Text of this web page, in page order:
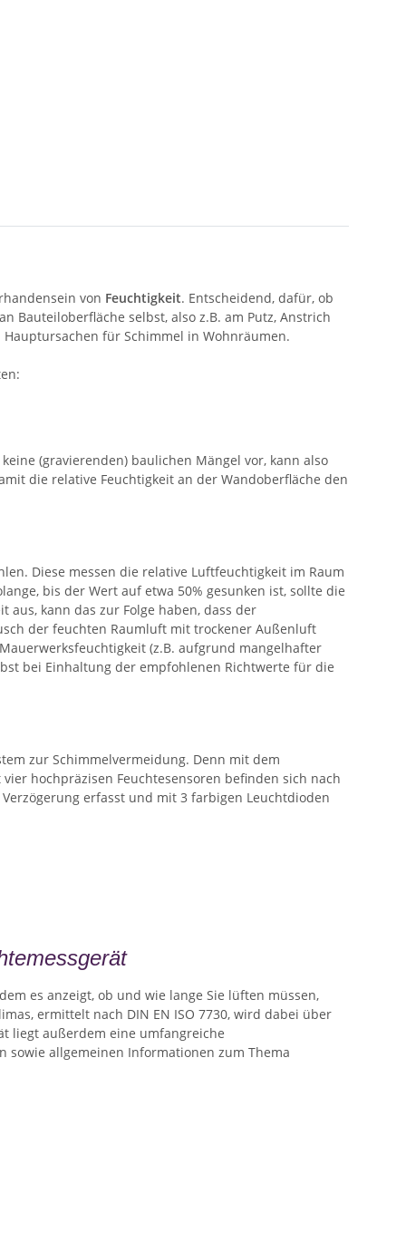
von Feuchtigkeit. Entscheidend, dafür, ob
Bauteiloberfläche selbst, also z.B. am Putz, Anstrich
für Schimmel in Wohnräumen.
(gravierenden) baulichen Mängel vor, kann also
die relative Feuchtigkeit an der Wandoberfläche den
Diese messen die relative Luftfeuchtigkeit im Raum
bis der Wert auf etwa 50% gesunken ist, sollte die
kann das zur Folge haben, dass der
der feuchten Raumluft mit trockener Außenluft
(z.B. aufgrund mangelhafter
bei Einhaltung der empfohlenen Richtwerte für die
zur Schimmelvermeidung. Denn mit dem
hochpräzisen Feuchtesensoren befinden sich nach
erfasst und mit 3 farbigen Leuchtdioden
es anzeigt, ob und wie lange Sie lüften müssen,
ermittelt nach DIN EN ISO 7730, wird dabei über
liegt außerdem eine umfangreiche
allgemeinen Informationen zum Thema